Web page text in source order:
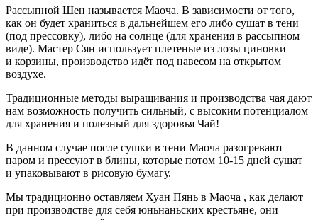
Рассыпной Шен называется Маоча. В зависимости от того,
как он будет храниться в дальнейшем его либо сушат в тени
(под прессовку), либо на солнце (для хранения в рассыпном
виде). Мастер Сян использует плетеные из лозы циновки
и корзины, производство идёт под навесом на открытом
воздухе.
Традиционные методы выращивания и производства чая дают
нам возможность получить сильный, с высоким потенциалом
для хранения и полезный для здоровья Чай!
В данном случае после сушки в тени Маоча разогревают
паром и прессуют в блины, которые потом 10-15 дней сушат
и упаковывают в рисовую бумагу.
Мы традиционно оставляем Хуан Пянь в Маоча , как делают
при производстве для себя юньнаньских крестьяне, они